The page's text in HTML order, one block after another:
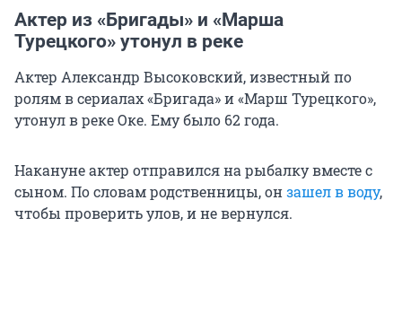
Актер из «Бригады» и «Марша
Турецкого» утонул в реке
Актер Александр Высоковский, известный по
ролям в сериалах «Бригада» и «Марш Турецкого»,
утонул в реке Оке. Ему было 62 года.
Накануне актер отправился на рыбалку вместе с
сыном. По словам родственницы, онзашел в воду,
чтобы проверить улов, и не вернулся.